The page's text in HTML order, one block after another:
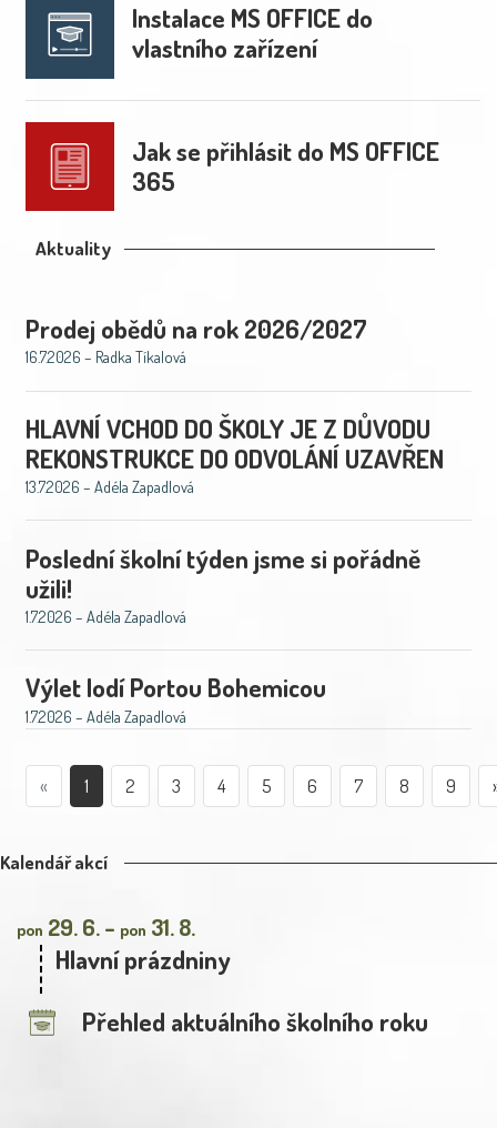
Instalace MS OFFICE do
vlastního zařízení
Jak se přihlásit do MS OFFICE
365
Aktuality
Prodej obědů na rok 2026/2027
16.7.2026 – Radka Tíkalová
HLAVNÍ VCHOD DO ŠKOLY JE Z DŮVODU
REKONSTRUKCE DO ODVOLÁNÍ UZAVŘEN
13.7.2026 – Adéla Zapadlová
Poslední školní týden jsme si pořádně
užili!
1.7.2026 – Adéla Zapadlová
Výlet lodí Portou Bohemicou
1.7.2026 – Adéla Zapadlová
« 1 2 3 4 5 6 7 8 9
Kalendář akcí
pon 29. 6. – pon 31. 8.
Hlavní prázdniny
Přehled aktuálního školního roku